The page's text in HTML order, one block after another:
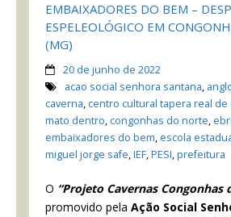
EMBAIXADORES DO BEM –
ESPELEOLÓGICO EM
(MG)
20 de junho de 2022
acao social senhora santana,
caverna, centro cultural tapera real de
mato dentro, congonhas do norte,
embaixadores do bem, escola
miguel jorge safe,IEF,PESI,prefeitura
O “Projeto Cavernas Congonhas
promovido pela Ação Social